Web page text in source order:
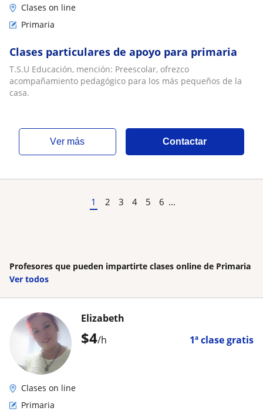
Clases on line
Primaria
Clases particulares de apoyo para primaria
T.S.U Educación, mención: Preescolar, ofrezco
acompañamiento pedagógico para los más pequeños de la
casa.
ver más Contactar
1 2 3 4 5 6 ...
Profesores que pueden impartirte clases online de Primaria
Ver todos
$4/h 1ª clase gratis
Elizabeth
Clases on line
Primaria